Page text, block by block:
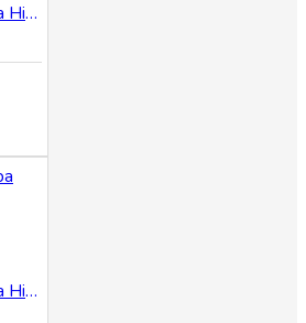
HD Видеокамера Hikvision DS-2CE19U7T-AIT3ZF(2.7-13.5mm)
HD Видеокамера Hikvision DS-2CE57U7T-VPITF(2.8mm)